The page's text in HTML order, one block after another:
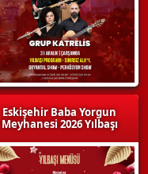
Eskişehir Baba Yorgun
Meyhanesi 2026 Yılbaşı